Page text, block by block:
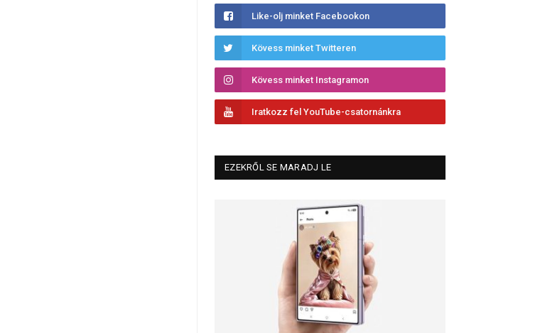
Like-olj minket Facebookon
Kövess minket Twitteren
Kövess minket Instagramon
Iratkozz fel YouTube-csatornánkra
EZEKRŐL SE MARADJ LE